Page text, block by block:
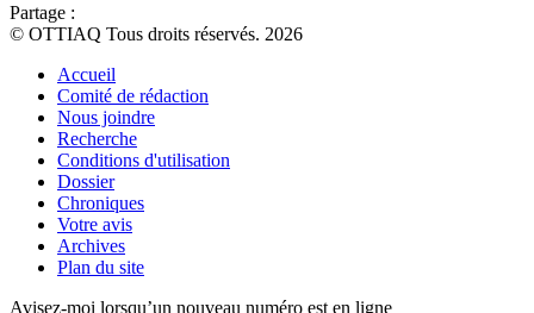
Partage :
© OTTIAQ Tous droits réservés. 2026
Accueil
Comité de rédaction
Nous joindre
Recherche
Conditions d'utilisation
Dossier
Chroniques
Votre avis
Archives
Plan du site
Avisez-moi lorsqu’un nouveau numéro est en ligne